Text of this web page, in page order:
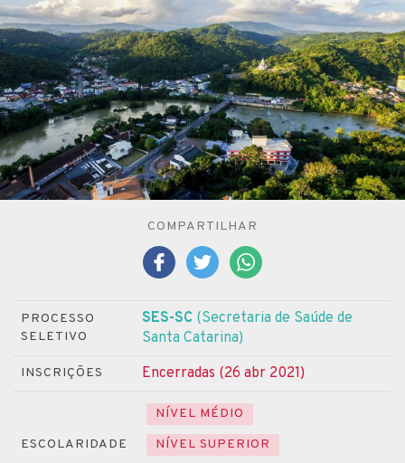
COMPARTILHAR
PROCESSO
SELETIVO
SES-SC (Secretaria de Saúde de
Santa Catarina)
INSCRIÇÕES Encerradas (26 abr 2021)
ESCOLARIDADE
NÍVEL MÉDIO
NÍVEL SUPERIOR